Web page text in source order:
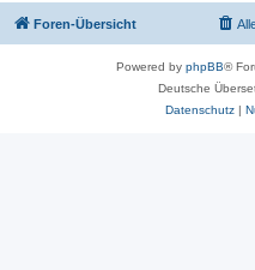
Foren-Übersicht
Powered by phpBB®
Deutsche
Datenschutz|